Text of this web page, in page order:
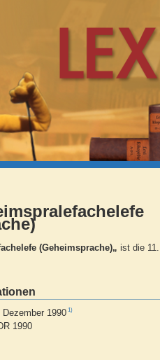
(Geheimsprache)„ ist die
Dezember 1990 1)
1990